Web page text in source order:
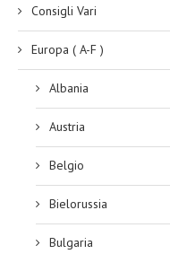
Consigli Vari
Europa ( A-F )
Albania
Austria
Belgio
Bielorussia
Bulgaria